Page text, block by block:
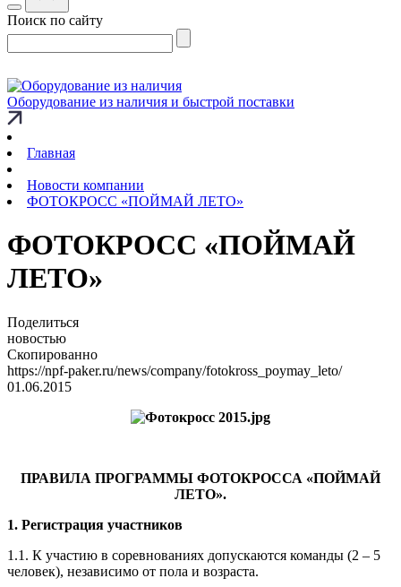
Поиск по сайту
Оборудование из наличия и быстрой поставки
Главная
Новости компании
ФОТОКРОСС «ПОЙМАЙ ЛЕТО»
ФОТОКРОСС «ПОЙМАЙ
ЛЕТО»
Поделиться
новостью
Скопированно
https://npf-paker.ru/news/company/fotokross_poymay_leto/
01.06.2015
ПРАВИЛА ПРОГРАММЫ ФОТОКРОССА «ПОЙМАЙ
ЛЕТО».
1. Регистрация участников
1.1. К участию в соревнованиях допускаются команды (2 – 5
человек), независимо от пола и возраста.